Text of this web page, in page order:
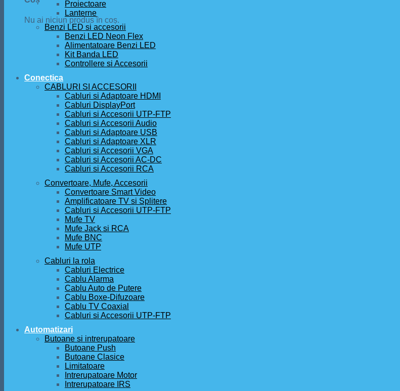
Nu ai niciun produs în coș.
Proiectoare
Lanterne
Benzi LED si accesorii
Benzi LED Neon Flex
Alimentatoare Benzi LED
Kit Banda LED
Controllere si Accesorii
Conectica
CABLURI SI ACCESORII
Cabluri si Adaptoare HDMI
Cabluri DisplayPort
Cabluri si Accesorii UTP-FTP
Cabluri si Accesorii Audio
Cabluri si Adaptoare USB
Cabluri si Adaptoare XLR
Cabluri si Accesorii VGA
Cabluri si Accesorii AC-DC
Cabluri si Accesorii RCA
Convertoare, Mufe, Accesorii
Convertoare Smart Video
Amplificatoare TV si Splitere
Cabluri si Accesorii UTP-FTP
Mufe TV
Mufe Jack si RCA
Mufe BNC
Mufe UTP
Cabluri la rola
Cabluri Electrice
Cablu Alarma
Cablu Auto de Putere
Cablu Boxe-Difuzoare
Cablu TV Coaxial
Cabluri si Accesorii UTP-FTP
Automatizari
Butoane si intrerupatoare
Butoane Push
Butoane Clasice
Limitatoare
Intrerupatoare Motor
Intrerupatoare IRS